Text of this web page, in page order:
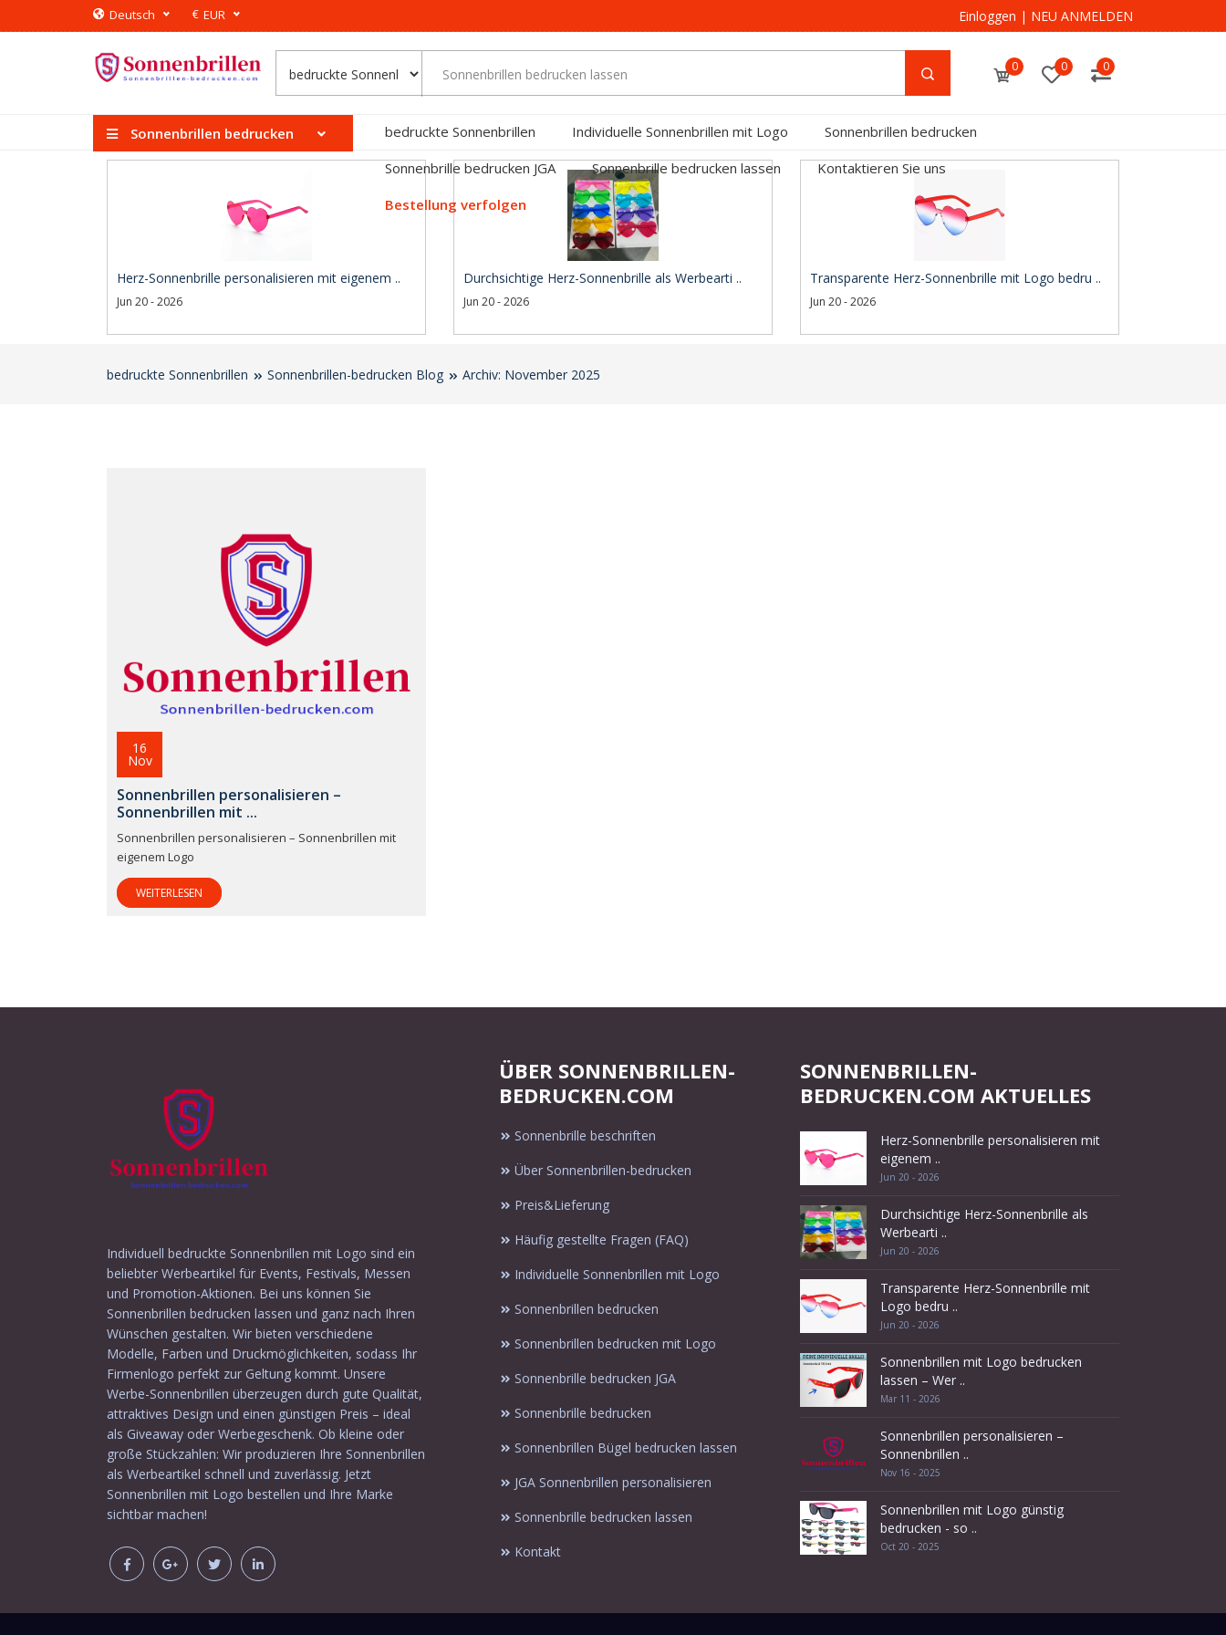
Deutsch € EUR Einloggen | NEU ANMELDEN
0 0 0
Sonnenbrillen bedrucken bedruckte Sonnenbrillen Individuelle Sonnenbrillen mit Logo
Sonnenbrillen bedrucken
Sonnenbrille bedrucken JGA
Sonnenbrille bedrucken lassen
Kontaktieren Sie uns
Bestellung verfolgen
Herz-Sonnenbrille personalisieren mit eigenem ..
Jun 20 - 2026
Durchsichtige Herz-Sonnenbrille als Werbearti ..
Jun 20 - 2026
Transparente Herz-Sonnenbrille mit Logo bedru ..
Jun 20 - 2026
bedruckte Sonnenbrillen Sonnenbrillen-bedrucken Blog Archiv: November 2025
16
Nov
Sonnenbrillen personalisieren –
Sonnenbrillen mit ...
Sonnenbrillen personalisieren – Sonnenbrillen mit
eigenem Logo
WEITERLESEN
Individuell bedruckte Sonnenbrillen mit Logo sind ein
beliebter Werbeartikel für Events, Festivals, Messen
und Promotion-Aktionen. Bei uns können Sie
Sonnenbrillen bedrucken lassen und ganz nach Ihren
Wünschen gestalten. Wir bieten verschiedene
Modelle, Farben und Druckmöglichkeiten, sodass Ihr
Firmenlogo perfekt zur Geltung kommt. Unsere
Werbe-Sonnenbrillen überzeugen durch gute Qualität,
attraktives Design und einen günstigen Preis – ideal
als Giveaway oder Werbegeschenk. Ob kleine oder
große Stückzahlen: Wir produzieren Ihre Sonnenbrillen
als Werbeartikel schnell und zuverlässig. Jetzt
Sonnenbrillen mit Logo bestellen und Ihre Marke
sichtbar machen!
ÜBER SONNENBRILLEN-
BEDRUCKEN.COM
Sonnenbrille beschriften
Über Sonnenbrillen-bedrucken
Preis&Lieferung
Häufig gestellte Fragen (FAQ)
Individuelle Sonnenbrillen mit Logo
Sonnenbrillen bedrucken
Sonnenbrillen bedrucken mit Logo
Sonnenbrille bedrucken JGA
Sonnenbrille bedrucken
Sonnenbrillen Bügel bedrucken lassen
JGA Sonnenbrillen personalisieren
Sonnenbrille bedrucken lassen
Kontakt
SONNENBRILLEN-
BEDRUCKEN.COM AKTUELLES
Herz-Sonnenbrille personalisieren mit
eigenem ..
Jun 20 - 2026
Durchsichtige Herz-Sonnenbrille als
Werbearti ..
Jun 20 - 2026
Transparente Herz-Sonnenbrille mit
Logo bedru ..
Jun 20 - 2026
Sonnenbrillen mit Logo bedrucken
lassen – Wer ..
Mar 11 - 2026
Sonnenbrillen personalisieren –
Sonnenbrillen ..
Nov 16 - 2025
Sonnenbrillen mit Logo günstig
bedrucken - so ..
Oct 20 - 2025